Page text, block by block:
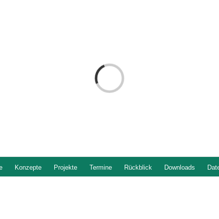
Laden...
Konzepte Projekte Termine Rückblick Downloads